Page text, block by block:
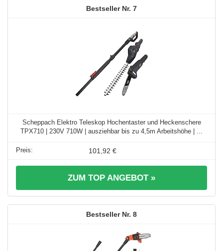
7
Scheppach Elektro Teleskop Hochentaster und Heckenschere
TPX710 | 230V 710W | ausziehbar bis zu 4,5m Arbeitshöhe | ...
101,92 €
ZUM TOP ANGEBOT »
8